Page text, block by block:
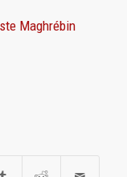
Maghrébin